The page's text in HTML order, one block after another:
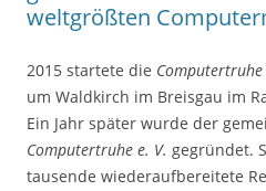
weltgrößten
2015 startete die Computertruhe
um Waldkirch im Breisgau im
Ein Jahr später wurde der
Computertruhe e. V. gegründet.
tausende wiederaufbereitete